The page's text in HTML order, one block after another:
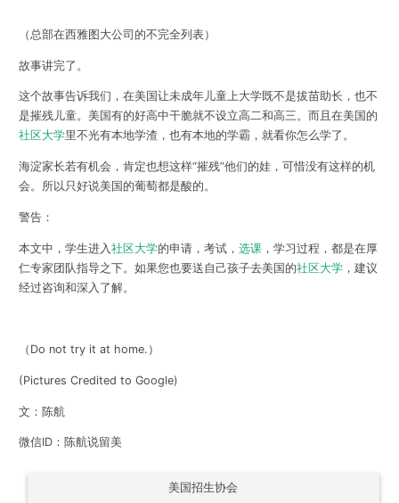
（总部在西雅图大公司的不完全列表）
故事讲完了。
这个故事告诉我们，在美国让未成年儿童上大学既不是拔苗助长，也不
是摧残儿童。美国有的好高中干脆就不设立高二和高三。而且在美国的
社区大学里不光有本地学渣，也有本地的学霸，就看你怎么学了。
海淀家长若有机会，肯定也想这样“摧残”他们的娃，可惜没有这样的机
会。所以只好说美国的葡萄都是酸的。
警告：
本文中，学生进入 社区大学的申请，考试， 选课，学习过程，都是在厚
仁专家团队指导之下。如果您也要送自己孩子去美国的社区大学，建议
经过咨询和深入了解。
（Do not try it at home.）
(Pictures Credited to Google)
文：陈航
微信ID：陈航说留美
美国招生协会